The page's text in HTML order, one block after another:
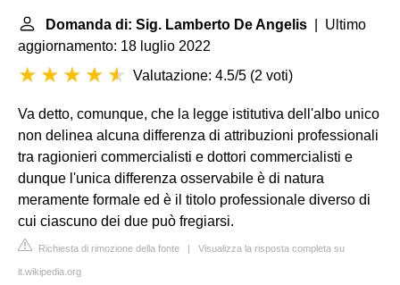
Domanda di: Sig. Lamberto De Angelis | Ultimo
aggiornamento: 18 luglio 2022
Valutazione: 4.5/5 (2 voti)
Va detto, comunque, che la legge istitutiva dell'albo unico
non delinea alcuna differenza di attribuzioni professionali
tra ragionieri commercialisti e dottori commercialisti e
dunque l'unica differenza osservabile è di natura
meramente formale ed è il titolo professionale diverso di
cui ciascuno dei due può fregiarsi.
Richiesta di rimozione della fonte | Visualizza la risposta completa su
it.wikipedia.org